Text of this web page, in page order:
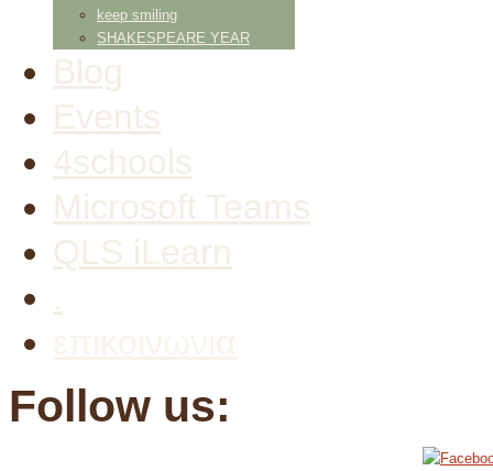
keep smiling
SHAKESPEARE YEAR
Blog
Events
4schools
Microsoft Teams
QLS iLearn
.
Follow us: